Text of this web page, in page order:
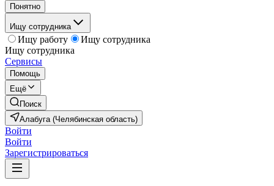
Понятно
Ищу сотрудника
Ищу работу
Ищу сотрудника
Ищу сотрудника
Сервисы
Помощь
Ещё
Поиск
Алабуга (Челябинская область)
Войти
Войти
Зарегистрироваться